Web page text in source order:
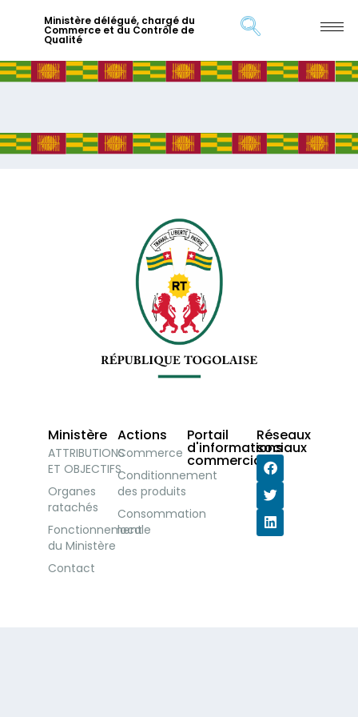
Ministère délégué, chargé du
Commerce et du Contrôle de
Qualité
Ministère
ATTRIBUTIONS
ET OBJECTIFS
Organes
ratachés
Fonctionnement
du Ministère
Contact
Actions
Commerce
Conditionnement
des produits
Consommation
locale
Portail
d'informations
commerciales
Réseaux
sociaux